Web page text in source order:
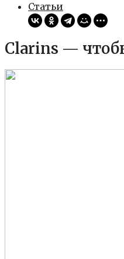
Статьи
Clarins —